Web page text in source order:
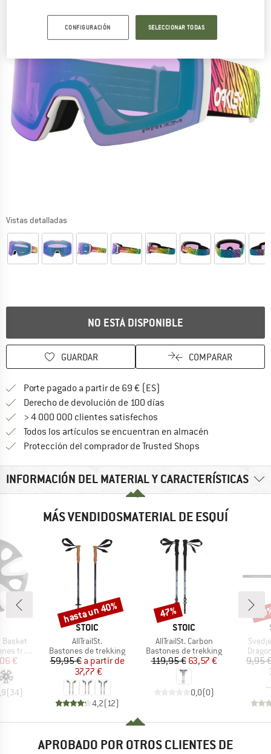
Vistas detalladas
NO ESTÁ DISPONIBLE
GUARDAR COMPARAR
Porte pagado a partir de 69 € (ES)
Derecho de devolución de 100 días
> 4 000 000 clientes satisfechos
Todos los artículos se encuentran en almacén
Protección del comprador de Trusted Shops
INFORMACIÓN DEL MATERIAL Y CARACTERÍSTICAS
MÁS VENDIDOSMATERIAL DE ESQUÍ
Basket
reducido
€
(34)
MARCA
STOIC
Artículo
AllTrailSt.
Product group
Bastones de trekking
Precio
59,95 € Precio reducido
a partir de
37,77 €
4,2(12)
Descuento
hasta un 40%
MARCA
STOIC
Artículo
AllTrailSt. Carbon
Product group
Bastones de trekking
Precio
119,95 €Precio reducido
63,57 €
0,0(0)
Descuento
47%
9,95
APROBADO POR OTROS CLIENTES DE
CONFIGURACIÓN SELECCIONAR TODAS